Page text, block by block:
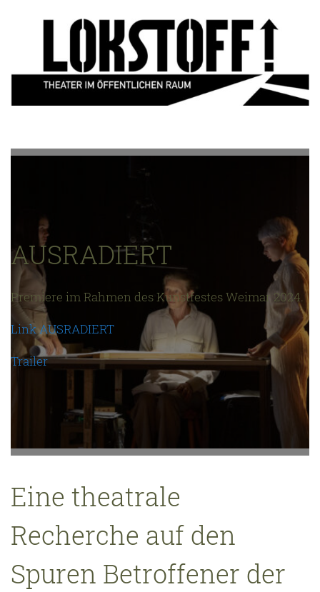
AUSRADIERT
Premiere im Rahmen des Kunstfestes Weimar 2024.
Link AUSRADIERT
Trailer
Eine theatrale
Recherche auf den
Spuren Betroffener der